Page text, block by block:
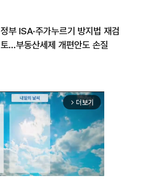
정부 ISA·주가누르기 방지법 재검
토…부동산세제 개편안도 손질
arrow_forward_ios 더보기